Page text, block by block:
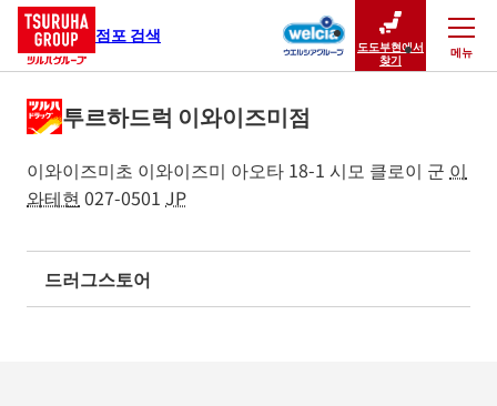
점포 검색
도도부현에서
찾기
메뉴
닫기
투르하드럭 이와이즈미점
이와이즈미초 이와이즈미 아오타 18-1 시모 클로이 군 이
와테현 027-0501 JP
드러그스토어